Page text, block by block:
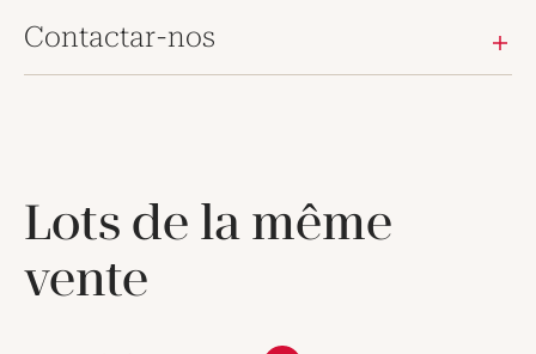
Contactar-nos
Lots de la même
vente